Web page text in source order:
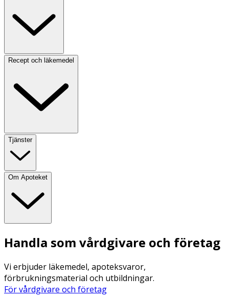
Recept och läkemedel
Tjänster
Om Apoteket
Handla som vårdgivare och företag
Vi erbjuder läkemedel, apoteksvaror,
förbrukningsmaterial och utbildningar.
För vårdgivare och företag